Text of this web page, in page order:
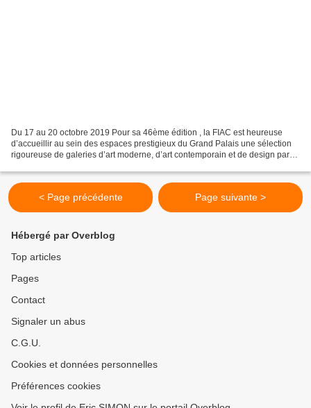
Du 17 au 20 octobre 2019 Pour sa 46ème édition , la FIAC est heureuse
d’accueillir au sein des espaces prestigieux du Grand Palais une sélection
rigoureuse de galeries d’art moderne, d’art contemporain et de design parmi
< Page précédente Page suivante >
Hébergé par Overblog
Top articles
Pages
Contact
Signaler un abus
C.G.U.
Cookies et données personnelles
Préférences cookies